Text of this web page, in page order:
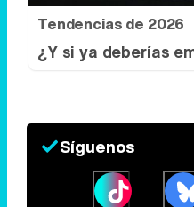
Tendencias de 2026
¿Y si ya deberías
Síguenos